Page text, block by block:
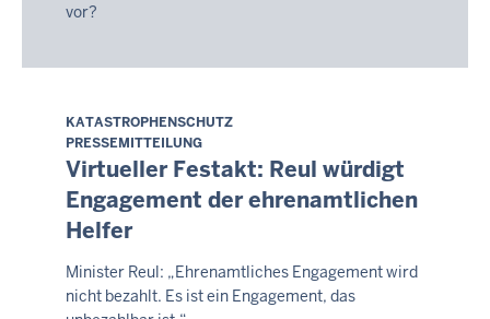
vor?
Samstag,
8.
August
2026
-
14:09
KATASTROPHENSCHUTZ
PRESSEMITTEILUNG
Virtueller Festakt: Reul würdigt
Engagement der ehrenamtlichen
Helfer
Minister Reul: „Ehrenamtliches Engagement wird
nicht bezahlt. Es ist ein Engagement, das